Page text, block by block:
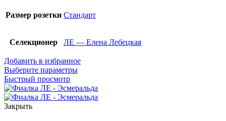
Размер розетки Стандарт
Селекционер ЛЕ — Елена Лебецкая
Добавить в избранное
Выберите параметры
Быстрый просмотр
Закрыть